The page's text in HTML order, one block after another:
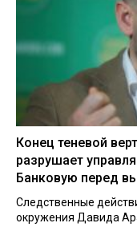
Конец теневой
разрушает
Банковую перед
Следственные
окружения Давида